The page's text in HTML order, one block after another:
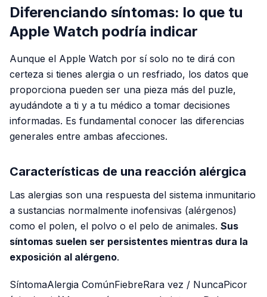
Diferenciando síntomas: lo que tu
Apple Watch podría indicar
Aunque el Apple Watch por sí solo no te dirá con
certeza si tienes alergia o un resfriado, los datos que
proporciona pueden ser una pieza más del puzle,
ayudándote a ti y a tu médico a tomar decisiones
informadas. Es fundamental conocer las diferencias
generales entre ambas afecciones.
Características de una reacción alérgica
Las alergias son una respuesta del sistema inmunitario
a sustancias normalmente inofensivas (alérgenos)
como el polen, el polvo o el pelo de animales. Sus
síntomas suelen ser persistentes mientras dura la
exposición al alérgeno.
SíntomaAlergia ComúnFiebreRara vez / NuncaPicor